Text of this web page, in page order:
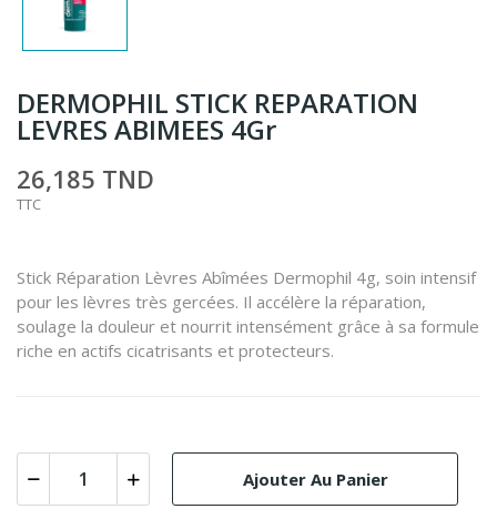
DERMOPHIL STICK REPARATION
LEVRES ABIMEES 4Gr
26,185 TND
TTC
Stick Réparation Lèvres Abîmées Dermophil 4g, soin intensif
pour les lèvres très gercées. Il accélère la réparation,
soulage la douleur et nourrit intensément grâce à sa formule
riche en actifs cicatrisants et protecteurs.
Ajouter Au Panier